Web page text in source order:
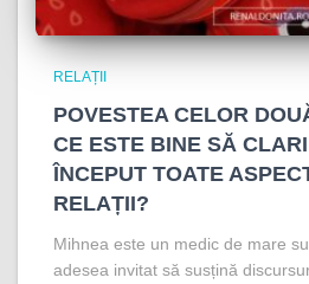
RELAȚII
POVESTEA CELOR
CE ESTE BINE SĂ
ÎNCEPUT TOATE
RELAȚII?
Mihnea este un medic de mare
adesea invitat să susțină